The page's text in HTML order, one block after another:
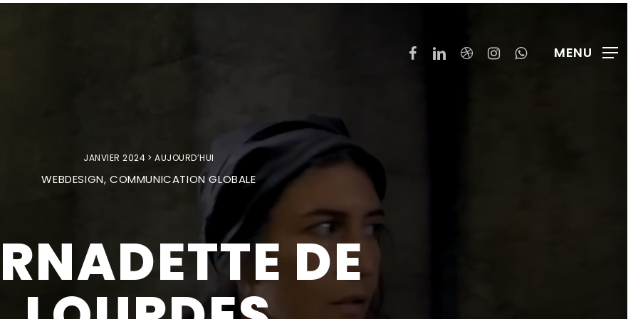
MENU
FACEBOOK
LINKEDINDRIBBBLEINSTAGRAM
WHATSAPP
JANVIER 2024 > AUJOURD’HUI
WEBDESIGN, COMMUNICATION GLOBALE
DE